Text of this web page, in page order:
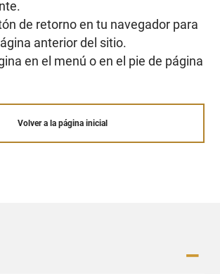
de retorno en tu navegador para
anterior del sitio.
en el menú o en el pie de página
Volver a la página inicial